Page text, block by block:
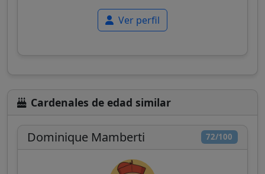
Ver perfil
Cardenales de edad similar
72/100
Dominique Mamberti